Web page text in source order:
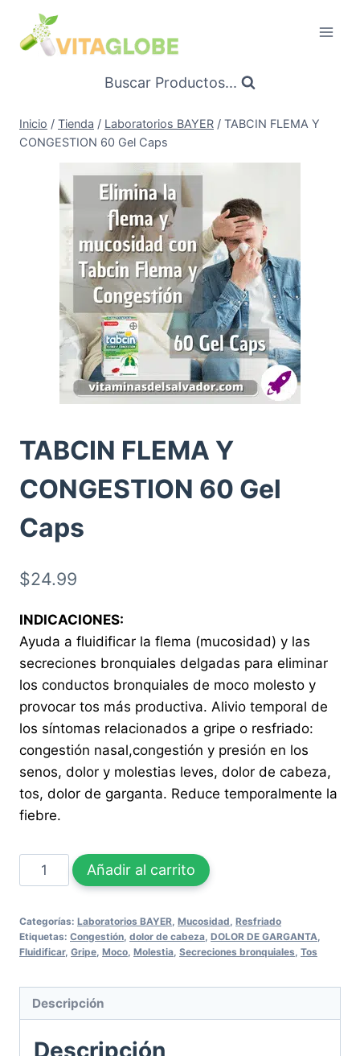
Contenido
Buscar Productos...
Inicio / Tienda / Laboratorios BAYER / TABCIN FLEMA Y
CONGESTION 60 Gel Caps
TABCIN FLEMA Y
CONGESTION 60 Gel
Caps
$24.99
INDICACIONES:
Ayuda a fluidificar la flema (mucosidad) y las
secreciones bronquiales delgadas para eliminar
los conductos bronquiales de moco molesto y
provocar tos más productiva. Alivio temporal de
los síntomas relacionados a gripe o resfriado:
congestión nasal,congestión y presión en los
senos, dolor y molestias leves, dolor de cabeza,
tos, dolor de garganta. Reduce temporalmente la
fiebre.
TABCIN
FLEMA
CONGESTION
60
cantidad
Añadir al carrito
Categorías: Laboratorios BAYER Mucosidad Resfriado
Etiquetas: Congestión dolor de cabeza DOLOR DE GARGANTA
Fluidificar, Gripe Moco Molestia Secreciones bronquiales Tos
Descripción